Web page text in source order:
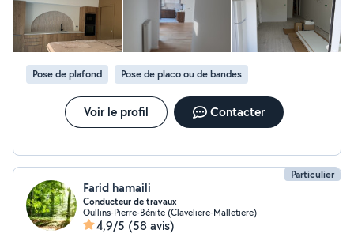
Pose de plafond Pose de placo ou de bandes
Voir le profil Contacter
Particulier
Farid hamaili
Conducteur de travaux
Oullins-Pierre-Bénite (Claveliere-Malletiere)
4,9/5 (58 avis)